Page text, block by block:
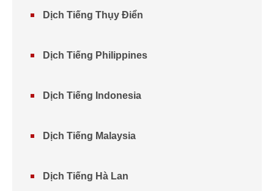
Dịch Tiếng Thụy Điển
Dịch Tiếng Philippines
Dịch Tiếng Indonesia
Dịch Tiếng Malaysia
Dịch Tiếng Hà Lan